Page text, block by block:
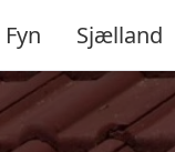
Fyn Sjælland